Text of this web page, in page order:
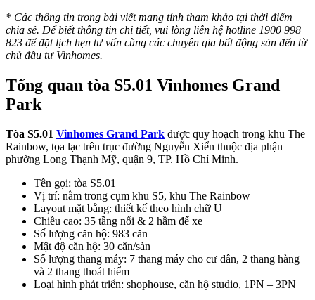
* Các thông tin trong bài viết mang tính tham khảo tại thời điểm
chia sẻ. Để biết thông tin chi tiết, vui lòng liên hệ hotline 1900 998
823 để đặt lịch hẹn tư vấn cùng các chuyên gia bất động sản đến từ
chủ đầu tư Vinhomes.
Tổng quan tòa S5.01 Vinhomes Grand
Park
Tòa S5.01 Vinhomes Grand Park được quy hoạch trong khu The
Rainbow, tọa lạc trên trục đường Nguyễn Xiển thuộc địa phận
phường Long Thạnh Mỹ, quận 9, TP. Hồ Chí Minh.
Tên gọi: tòa S5.01
Vị trí: nằm trong cụm khu S5, khu The Rainbow
Layout mặt bằng: thiết kế theo hình chữ U
Chiều cao: 35 tầng nổi & 2 hầm để xe
Số lượng căn hộ: 983 căn
Mật độ căn hộ: 30 căn/sàn
Số lượng thang máy: 7 thang máy cho cư dân, 2 thang hàng
và 2 thang thoát hiểm
Loại hình phát triển: shophouse, căn hộ studio, 1PN – 3PN